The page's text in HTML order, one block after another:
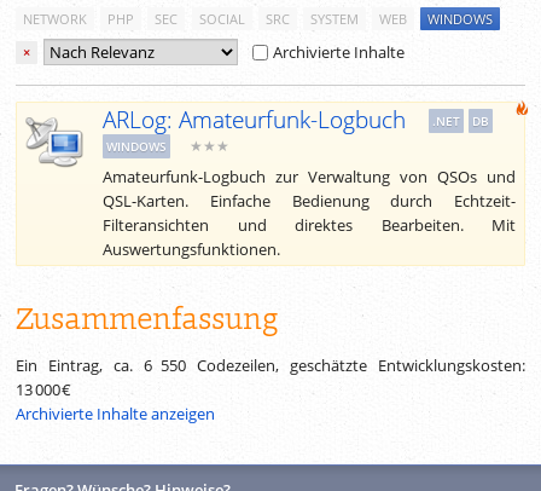
NETWORK
PHP SEC SOCIAL SRC SYSTEM WEB
WINDOWS
×
Archivierte Inhalte
ARLog: Amateurfunk-Logbuch .NET
DB
WINDOWS
★★★
Amateurfunk-Logbuch zur Verwaltung von QSOs und
QSL-Karten. Einfache Bedienung durch Echtzeit-
Filteransichten und direktes Bearbeiten. Mit
Auswertungsfunktionen.
Zusammenfassung
Ein Eintrag, ca. 6 550 Codezeilen, geschätzte Entwicklungskosten:
13 000 €
Archivierte Inhalte anzeigen